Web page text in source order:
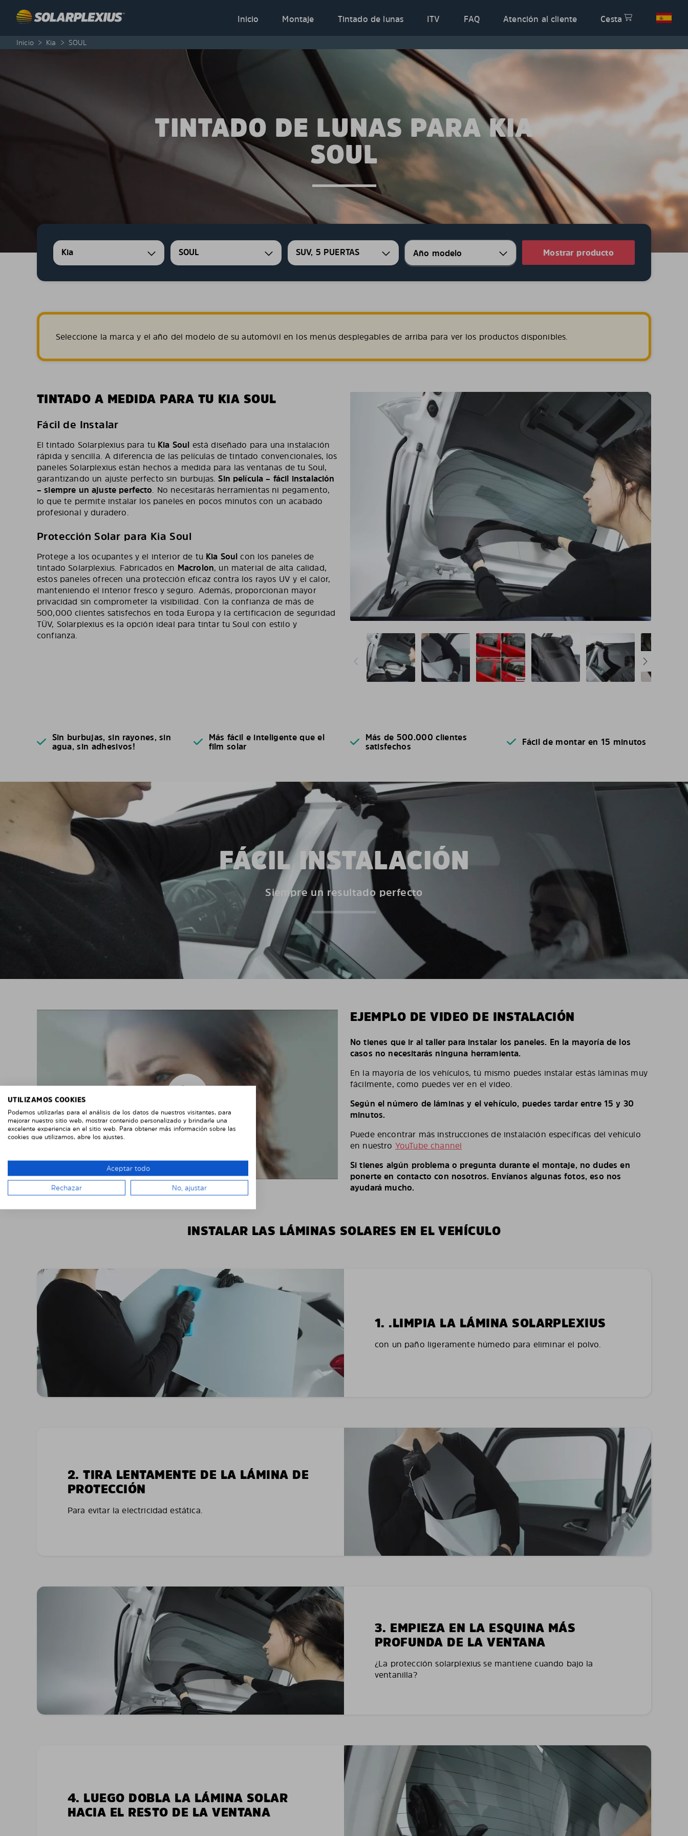
Inicio
Montaje Tintado de lunas ITV FAQ Atención al cliente Cesta
Inicio > Kia > SOUL
TINTADO DE LUNAS PARA KIA
SOUL
Kia SOUL SUV, 5 PUERTAS Mostrar producto
Seleccione la marca y el año del modelo de su automóvil en los menús desplegables de arriba para ver los productos disponibles.
TINTADO A MEDIDA PARA TU KIA SOUL
Fácil de Instalar
El tintado Solarplexius para tu Kia Soul está diseñado para una instalación
rápida y sencilla. A diferencia de las películas de tintado convencionales, los
paneles Solarplexius están hechos a medida para las ventanas de tu Soul,
garantizando un ajuste perfecto sin burbujas.Sin película – fácil instalación
– siempre un ajuste perfecto. No necesitarás herramientas ni pegamento,
lo que te permite instalar los paneles en pocos minutos con un acabado
profesional y duradero.
Protección Solar para Kia Soul
Protege a los ocupantes y el interior de tu Kia Soul con los paneles de
tintado Solarplexius. Fabricados en Macrolon, un material de alta calidad,
estos paneles ofrecen una protección eficaz contra los rayos UV y el calor,
manteniendo el interior fresco y seguro. Además, proporcionan mayor
privacidad sin comprometer la visibilidad. Con la confianza de más de
500,000 clientes satisfechos en toda Europa y la certificación de seguridad
TÜV, Solarplexius es la opción ideal para tintar tu Soul con estilo y
confianza.
Sin burbujas, sin rayones, sin
agua, sin adhesivos!
Más fácil e inteligente que el
film solar
Más de 500.000 clientes
satisfechos
Fácil de montar en 15 minutos
FÁCIL INSTALACIÓN
Siempre un resultado perfecto
EJEMPLO DE VIDEO DE INSTALACIÓN
No tienes que ir al taller para instalar los paneles. En la mayoría de los
casos no necesitarás ninguna herramienta.
En la mayoría de los vehículos, tú mismo puedes instalar estás láminas muy
fácilmente, como puedes ver en el video.
Según el número de láminas y el vehículo, puedes tardar entre 15 y 30
minutos.
Puede encontrar más instrucciones de instalación específicas del vehículo
en nuestro YouTube channel
Si tienes algún problema o pregunta durante el montaje, no dudes en
ponerte en contacto con nosotros. Envíanos algunas fotos, eso nos
ayudará mucho.
INSTALAR LAS LÁMINAS SOLARES EN EL VEHÍCULO
1. .LIMPIA LA LÁMINA SOLARPLEXIUS
con un paño ligeramente húmedo para eliminar el polvo.
2. TIRA LENTAMENTE DE LA LÁMINA DE
PROTECCIÓN
Para evitar la electricidad estática.
3. EMPIEZA EN LA ESQUINA MÁS
PROFUNDA DE LA VENTANA
¿La protección solarplexius se mantiene cuando bajo la
ventanilla?
4. LUEGO DOBLA LA LÁMINA SOLAR
HACIA EL RESTO DE LA VENTANA
UTILIZAMOS COOKIES
Podemos utilizarlas para el análisis de los datos de nuestros visitantes, para
mejorar nuestro sitio web, mostrar contenido personalizado y brindarle una
excelente experiencia en el sitio web. Para obtener más información sobre las
cookies que utilizamos, abre los ajustes.
Aceptar todo
Rechazar No, ajustar